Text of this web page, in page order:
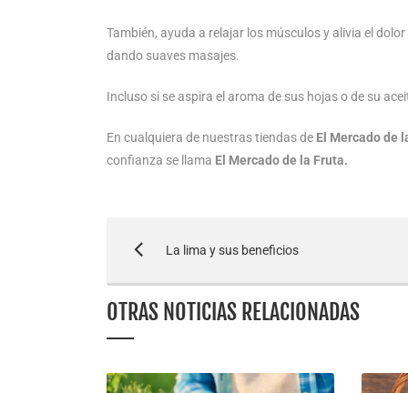
También, ayuda a relajar los músculos y alivia el
dando suaves masajes.
Incluso si se aspira el aroma de sus hojas o de su
En cualquiera de nuestras tiendas de El Mercado de
confianza se llama El Mercado de la Fruta.
La lima y sus beneficios
OTRAS NOTICIAS RELACIONADAS